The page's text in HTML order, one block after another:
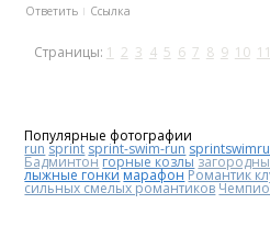
Ответить Ссылка
Страницы: 1 2 3 4 5 6 7 8 9 10 11
Популярные фотографии
run sprint sprint-swim-run
Бадминтонгорные козлы
лыжные гонки марафонРомантик
сильных смелых романтиков